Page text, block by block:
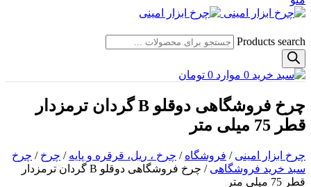
Products search
0 موارد 0 تومان
چرخ فروشگاهی دوقلو B گردان ترمزدار
قطر 75 میلی متر
چرخ ابزار امینی / فروشگاه / چرخ ، ریل، قرقره و پایه / چرخ / چرخ
سبد خرید فروشگاهی /
چرخ فروشگاهی دوقلو B گردان ترمزدار
قطر 75 میلی متر